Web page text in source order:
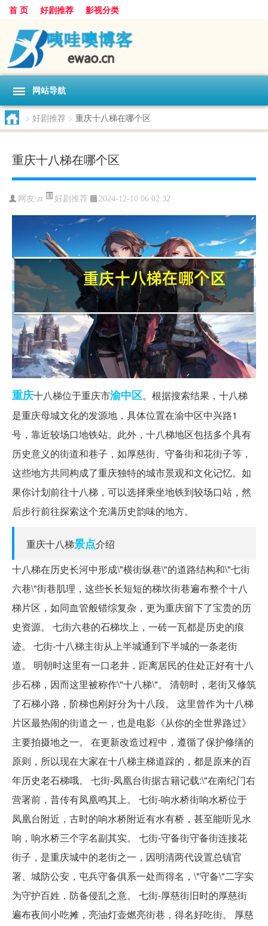
首 页 好剧推荐 影视分类
网站导航
> 好剧推荐 > 重庆十八梯在哪个区
重庆十八梯在哪个区
网友:zr 好剧推荐 2024-12-10 06:02:32
重庆十八梯位于重庆市渝中区。根据搜索结果，十八梯
是重庆母城文化的发源地，具体位置在渝中区中兴路1
号，靠近较场口地铁站。此外，十八梯地区包括多个具有
历史意义的街道和巷子，如厚慈街、守备街和花街子等，
这些地方共同构成了重庆独特的城市景观和文化记忆。如
果你计划前往十八梯，可以选择乘坐地铁到较场口站，然
后步行前往探索这个充满历史韵味的地方。
重庆十八梯景点介绍
十八梯在历史长河中形成\"横街纵巷\"的道路结构和\"七街
六巷\"街巷肌理，这些长长短短的梯坎街巷遍布整个十八
梯片区，如同血管般错综复杂，更为重庆留下了宝贵的历
史资源。 七街六巷的石梯坎上，一砖一瓦都是历史的痕
迹。 七街-十八梯主街从上半城通到下半城的一条老街
道。 明朝时这里有一口老井，距离居民的住处正好有十八
步石梯，因而这里被称作\"十八梯\"。 清朝时，老街又修筑
了石梯小路，阶梯也刚好分为十八段。 这里曾作为十八梯
片区最热闹的街道之一，也是电影《从你的全世界路过》
主要拍摄地之一。 在更新改造过程中，遵循了保护修缮的
原则，所以现在大家在十八梯主梯道踩的，都是原来的百
年历史老石梯哦。 七街-凤凰台街据古籍记载:\"在南纪门右
营署前，昔传有凤凰鸣其上。 七街-响水桥街响水桥位于
凤凰台附近，古时的响水桥附近有水有桥，甚至能听见水
响，响水桥三个字名副其实。 七街-守备街守备街连接花
街子，是重庆城中的老街之一，因明清两代设置总镇官
署、城防公安，屯兵守备俱系一处而得名，\"守备\"二字实
为守护百姓，防备侵乱之意。 七街-厚慈街旧时的厚慈街
遍布夜间小吃摊，亮油灯壶燃亮街巷，得名好吃街。 厚慈